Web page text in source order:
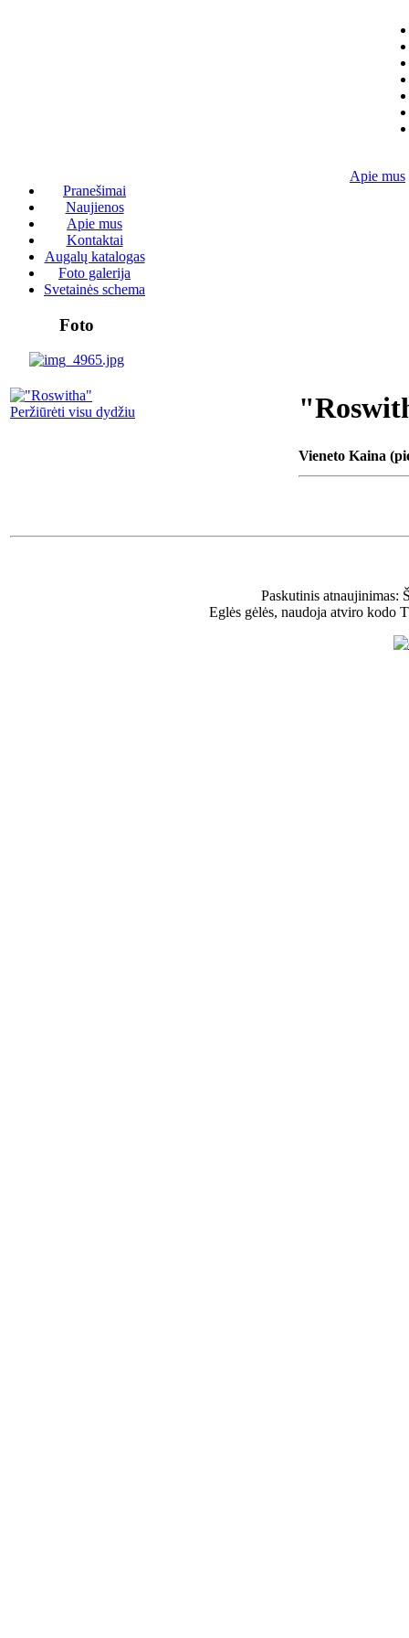
Pranešimai
Naujienos
Apie mus
Kontaktai
Augalų katalogas
Foto galerija
Svetainės schema
Foto
Apie mus
Peržiūrėti visu dydžiu
Vieneto Kaina
Paskutinis atnaujinimas:
Eglės gėlės, naudoja atviro kodo